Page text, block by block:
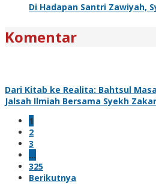
Di Hadapan Santri Zawiyah,
Komentar
Dari Kitab ke Realita: Bahtsul
Jalsah Ilmiah Bersama Syekh
1
2
3
…
325
Berikutnya